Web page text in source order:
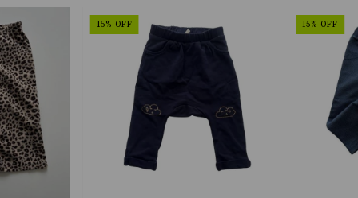
15% OFF 15% OFF